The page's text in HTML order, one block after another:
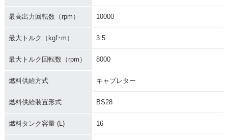
最高出力回転数（rpm） 10000
最大トルク（kgf･m） 3.5
最大トルク回転数（rpm） 8000
燃料供給方式 キャブレター
燃料供給装置形式 BS28
燃料タンク容量 (L) 16